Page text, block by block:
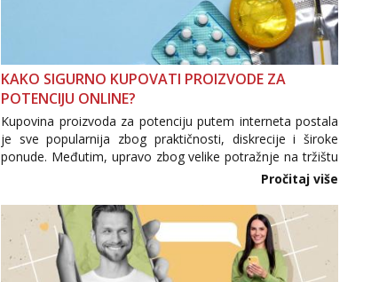
KAKO SIGURNO KUPOVATI PROIZVODE ZA
POTENCIJU ONLINE?
Kupovina proizvoda za potenciju putem interneta postala
je sve popularnija zbog praktičnosti, diskrecije i široke
ponude. Međutim, upravo zbog velike potražnje na tržištu
se pojavljuju i brojni krivotvoreni proizvodi, nepouzdane
internetske trgovine te proizvodi nepoznatog podrijetla. ...
Pročitaj više